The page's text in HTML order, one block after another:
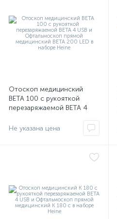
Отоскоп медицинский
BETA 100 с рукояткой
перезаряжаемой BETA 4
прямой медицинский BETA
200 LED в наборе Heine
Не указана цена